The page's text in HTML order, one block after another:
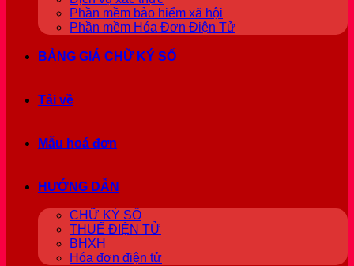
Phần mềm bảo hiểm xã hội
Phần mềm Hóa Đơn Điện Tử
BẢNG GIÁ CHỮ KÝ SỐ
Tải về
Mẫu hoá đơn
HƯỚNG DẪN
CHỮ KÝ SỐ
THUẾ ĐIỆN TỬ
BHXH
Hóa đơn điện tử